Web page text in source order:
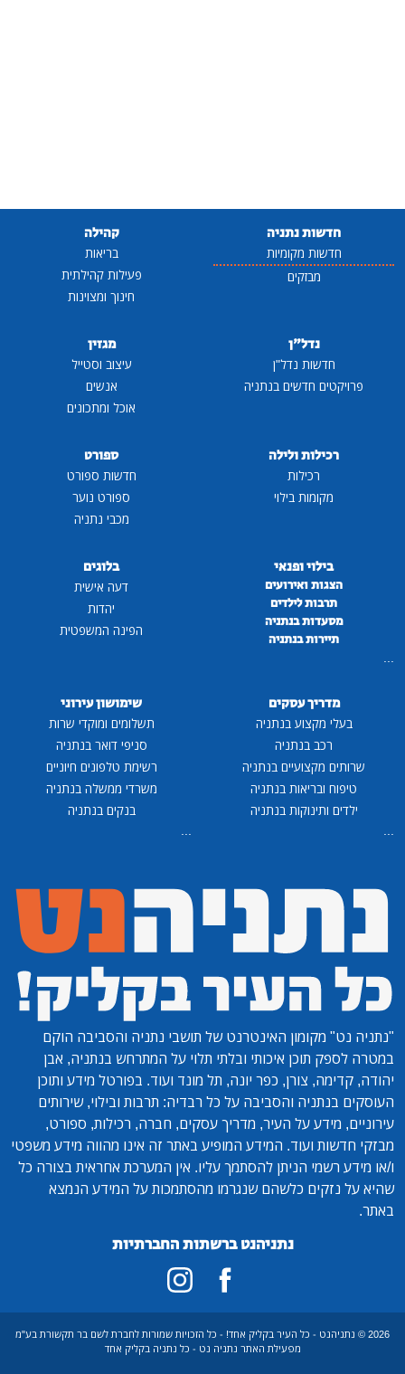
חדשות נתניה
חדשות מקומיות
מבזקים
קהילה
בריאות
פעילות קהילתית
חינוך ומצוינות
נדל"ן
חדשות נדל"ן
פרויקטים חדשים בנתניה
מגזין
עיצוב וסטייל
אנשים
אוכל ומתכונים
רכילות ולילה
רכילות
מקומות בילוי
ספורט
חדשות ספורט
ספורט נוער
מכבי נתניה
בילוי ופנאי
הצגות ואירועים
תרבות לילדים
מסעדות בנתניה
תיירות בנתניה
...
בלוגים
דעה אישית
יהדות
הפינה המשפטית
מדריך עסקים
בעלי מקצוע בנתניה
רכב בנתניה
שרותים מקצועיים בנתניה
טיפוח ובריאות בנתניה
ילדים ותינוקות בנתניה
...
שימושון עירוני
תשלומים ומוקדי שרות
סניפי דואר בנתניה
רשימת טלפונים חיוניים
משרדי ממשלה בנתניה
בנקים בנתניה
...
"נתניה נט" מקומון האינטרנט של תושבי נתניה והסביבה הוקם
במטרה לספק תוכן איכותי ובלתי תלוי על המתרחש בנתניה, אבן
יהודה, קדימה, צורן, כפר יונה, תל מונד ועוד. בפורטל מידע ותוכן
העוסקים בנתניה והסביבה על כל רבדיה: תרבות ובילוי, שירותים
עירוניים, מידע על העיר, מדריך עסקים, חברה, רכילות, ספורט,
מבזקי חדשות ועוד. המידע המופיע באתר זה אינו מהווה מידע משפטי
ו/או מידע רשמי הניתן להסתמך עליו. אין המערכת אחראית בצורה כל
שהיא על נזקים כלשהם שנגרמו מהסתמכות על המידע הנמצא
באתר.
נתניהנט ברשתות החברתיות
2026 © נתניהנט - כל העיר בקליק אחד! - כל הזכויות שמורות לחברת לשם בר תקשורת בע"מ
מפעילת האתר נתניה נט - כל נתניה בקליק אחד